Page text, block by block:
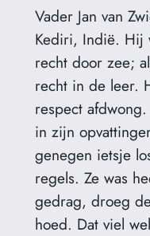
Vader Jan van
Kediri, Indië. Hij
recht door zee;
recht in de leer.
respect
in zijn
genegen ietsje
regels. Ze was
gedrag, droeg
hoed. Dat viel